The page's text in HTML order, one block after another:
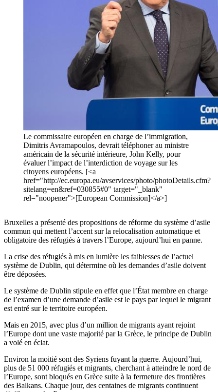
Le commissaire européen en charge de l’immigration,
Dimitris Avramapoulos, devrait téléphoner au ministre
américain de la sécurité intérieure, John Kelly, pour
évaluer l’impact de l’interdiction de voyage sur les
citoyens européens. [<a
href="http://ec.europa.eu/avservices/photo/photoDetails.cfm?
sitelang=en&ref=030855#0" target="_blank"
rel="noopener">[European Commission]</a>]
Bruxelles a présenté des propositions de réforme du système d’asile
commun qui mettent l’accent sur la relocalisation automatique et
obligatoire des réfugiés à travers l’Europe, aujourd’hui en panne.
La crise des réfugiés à mis en lumière les faiblesses de l’actuel
système de Dublin, qui détermine où les demandes d’asile doivent
être déposées.
Le système de Dublin stipule en effet que l’État membre en charge
de l’examen d’une demande d’asile est le pays par lequel le migrant
est entré sur le territoire européen.
Mais en 2015, avec plus d’un million de migrants ayant rejoint
l’Europe dont une vaste majorité par la Grèce, le principe de Dublin
a volé en éclat.
Environ la moitié sont des Syriens fuyant la guerre. Aujourd’hui,
plus de 51 000 réfugiés et migrants, cherchant à atteindre le nord de
l’Europe, sont bloqués en Grèce suite à la fermeture des frontières
des Balkans. Chaque jour, des centaines de migrants continuent